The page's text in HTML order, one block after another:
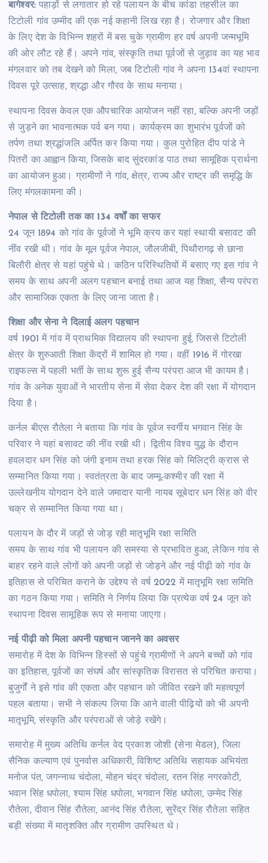
बागेश्वर:पहाड़ों से लगातार हो रहे पलायन के बीच कांडा तहसील का
टिटोली गांव उम्मीद की एक नई कहानी लिख रहा है। रोजगार और शिक्षा
के लिए देश के विभिन्न शहरों में बस चुके ग्रामीण हर वर्ष अपनी जन्मभूमि
की ओर लौट रहे हैं। अपने गांव, संस्कृति तथा पूर्वजों से जुड़ाव का यह भाव
मंगलवार को तब देखने को मिला, जब टिटोली गांव ने अपना 134वां स्थापना
दिवस पूरे उत्साह, श्रद्धा और गौरव के साथ मनाया।
स्थापना दिवस केवल एक औपचारिक आयोजन नहीं रहा, बल्कि अपनी जड़ों
से जुड़ने का भावनात्मक पर्व बन गया। कार्यक्रम का शुभारंभ पूर्वजों को
तर्पण तथा श्रद्धांजलि अर्पित कर किया गया। कुल पुरोहित दीप पांडे ने
पितरों का आह्वान किया, जिसके बाद सुंदरकांड पाठ तथा सामूहिक प्रार्थना
का आयोजन हुआ। ग्रामीणों ने गांव, क्षेत्र, राज्य और राष्ट्र की समृद्धि के
लिए मंगलकामना की।
नेपाल से टिटोली तक का 134 वर्षों का सफर
24 जून 1894 को गांव के पूर्वजों ने भूमि क्रय कर यहां स्थायी बसावट की
नींव रखी थी। गांव के मूल पूर्वज नेपाल, जौलजीबी, पिथौरागढ़ से छाना
बिलौरी क्षेत्र से यहां पहुंचे थे। कठिन परिस्थितियों में बसाए गए इस गांव ने
समय के साथ अपनी अलग पहचान बनाई तथा आज यह शिक्षा, सैन्य परंपरा
और सामाजिक एकता के लिए जाना जाता है।
शिक्षा और सेना ने दिलाई अलग पहचान
वर्ष 1901 में गांव में प्राथमिक विद्यालय की स्थापना हुई, जिससे टिटोली
क्षेत्र के शुरुआती शिक्षा केंद्रों में शामिल हो गया। वहीं 1916 में गोरखा
राइफल्स में पहली भर्ती के साथ शुरू हुई सैन्य परंपरा आज भी कायम है।
गांव के अनेक युवाओं ने भारतीय सेना में सेवा देकर देश की रक्षा में योगदान
दिया है।
कर्नल बीएस रौतेला ने बताया कि गांव के पूर्वज स्वर्गीय भगवान सिंह के
परिवार ने यहां बसावट की नींव रखी थी। द्वितीय विश्व युद्ध के दौरान
हवलदार धन सिंह को जंगी इनाम तथा हरक सिंह को मिलिट्री क्रास से
सम्मानित किया गया। स्वतंत्रता के बाद जम्मू-कश्मीर की रक्षा में
उल्लेखनीय योगदान देने वाले जमादार यानी नायब सूबेदार धन सिंह को वीर
चक्र से सम्मानित किया गया था।
पलायन के दौर में जड़ों से जोड़ रही मातृभूमि रक्षा समिति
समय के साथ गांव भी पलायन की समस्या से प्रभावित हुआ, लेकिन गांव से
बाहर रहने वाले लोगों को अपनी जड़ों से जोड़ने और नई पीढ़ी को गांव के
इतिहास से परिचित कराने के उद्देश्य से वर्ष 2022 में मातृभूमि रक्षा समिति
का गठन किया गया। समिति ने निर्णय लिया कि प्रत्येक वर्ष 24 जून को
स्थापना दिवस सामूहिक रूप से मनाया जाएगा।
नई पीढ़ी को मिला अपनी पहचान जानने का अवसर
समारोह में देश के विभिन्न हिस्सों से पहुंचे ग्रामीणों ने अपने बच्चों को गांव
का इतिहास, पूर्वजों का संघर्ष और सांस्कृतिक विरासत से परिचित कराया।
बुजुर्गों ने इसे गांव की एकता और पहचान को जीवित रखने की महत्वपूर्ण
पहल बताया। सभी ने संकल्प लिया कि आने वाली पीढ़ियों को भी अपनी
मातृभूमि, संस्कृति और परंपराओं से जोड़े रखेंगे।
समारोह में मुख्य अतिथि कर्नल वेद प्रकाश जोशी (सेना मेडल), जिला
सैनिक कल्याण एवं पुनर्वास अधिकारी, विशिष्ट अतिथि सहायक अभियंता
मनोज पंत, जगन्नाथ चंदोला, मोहन चंद्र चंदोला, रतन सिंह नगरकोटी,
भवान सिंह धपोला, श्याम सिंह धपोला, भगवान सिंह धपोला, उम्मेद सिंह
रौतेला, दीवान सिंह रौतेला, आनंद सिंह रौतेला, सुरेंद्र सिंह रौतेला सहित
बड़ी संख्या में मातृशक्ति और ग्रामीण उपस्थित थे।